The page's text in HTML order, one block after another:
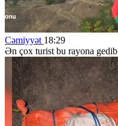
Cəmiyyət 18:29
Ən çox turist bu rayona gedib